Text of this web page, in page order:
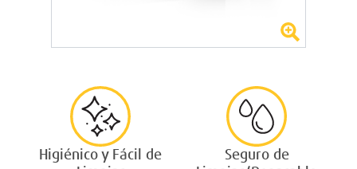
Higiénico y Fácil de
Seguro de